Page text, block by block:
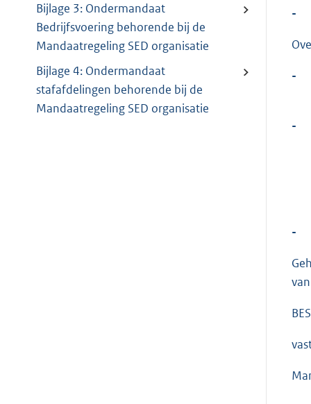
Bijlage 3: Ondermandaat
Bedrijfsvoering behorende bij de
Mandaatregeling SED organisatie
Bijlage 4: Ondermandaat
stafafdelingen behorende bij de
Mandaatregeling SED organisatie
-
-
-
-